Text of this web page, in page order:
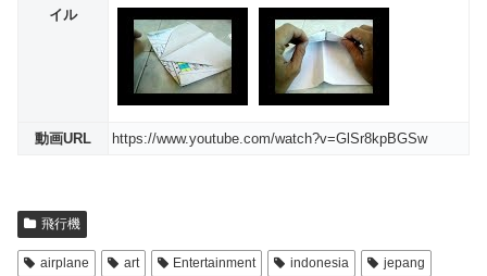
イル
動画URL https://www.youtube.com/watch?v=GlSr8kpBGSw
飛行機
airplane art Entertainment indonesia
jepang